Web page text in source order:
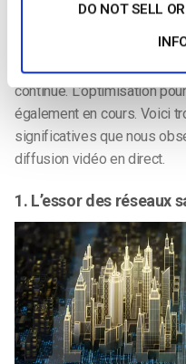
DO NOT SELL
grandes tendances
nous pouvons nous
continue. L’optimisation
également en cours. Voici
significatives que nous
diffusion vidéo en direct.
1. L’essor des réseaux